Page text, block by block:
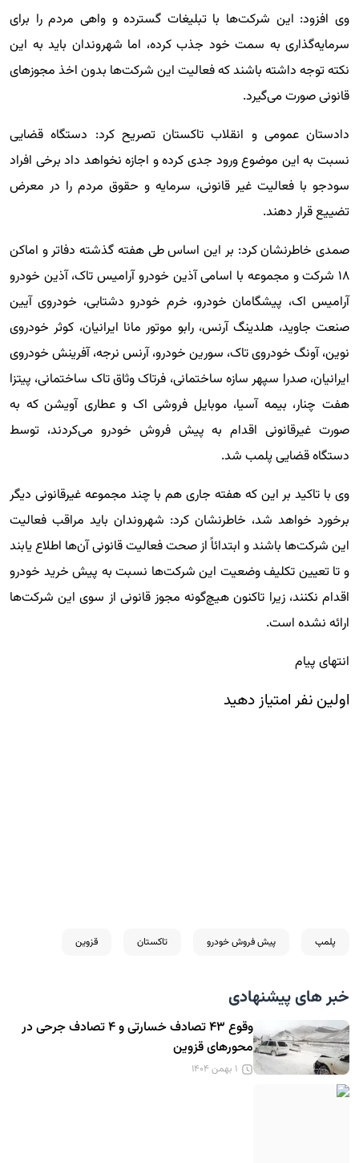
وی افزود: این شرکت‌ها با تبلیغات گسترده و واهی مردم را برای
سرمایه‌گذاری به سمت خود جذب کرده، اما شهروندان باید به این
نکته توجه داشته باشند که فعالیت این شرکت‌ها بدون اخذ مجوز‌های
قانونی صورت می‌گیرد.
دادستان عمومی و انقلاب تاکستان تصریح کرد: دستگاه قضایی
نسبت به این موضوع ورود جدی کرده و اجازه نخواهد داد برخی افراد
سودجو با فعالیت غیر قانونی، سرمایه و حقوق مردم را در معرض
تضییع قرار دهند.
صمدی خاطرنشان کرد: بر این اساس طی هفته گذشته دفاتر و اماکن
۱۸ شرکت و مجموعه با اسامی آذین خودرو آرامیس تاک، آذین خودرو
آرامیس اک، پیشگامان خودرو، خرم خودرو دشتابی، خودروی آیین
صنعت جاوید، هلدینگ آرنس، رابو موتور مانا ایرانیان، کوثر خودروی
نوین، آونگ خودروی تاک، سورین خودرو، آرنس نرجه، آفرینش خودروی
ایرانیان، صدرا سپهر سازه ساختمانی، فرتاک وثاق تاک ساختمانی، پیتزا
هفت چنار، بیمه آسیا، موبایل فروشی اک و عطاری آویشن که به
صورت غیرقانونی اقدام به پیش فروش خودرو می‌کردند، توسط
دستگاه قضایی پلمب شد.
وی با تاکید بر این که هفته جاری هم با چند مجموعه غیرقانونی دیگر
برخورد خواهد شد، خاطرنشان کرد: شهروندان باید مراقب فعالیت
این شرکت‌ها باشند و ابتدائاً از صحت فعالیت قانونی آن‌ها اطلاع یابند
و تا تعیین تکلیف وضعیت این شرکت‌ها نسبت به پیش‌ خرید خودرو
اقدام نکنند، زیرا تاکنون هیچ‌گونه مجوز قانونی از سوی این شرکت‌ها
ارائه نشده است.
انتهای پیام
اولین نفر امتیاز دهید
پلمپ پیش فروش خودرو تاکستان قزوین
خبر های پیشنهادی
وقوع ۴۳ تصادف خسارتی و ۴ تصادف جرحی در
محورهای قزوین
۱ بهمن ۱۴۰۴